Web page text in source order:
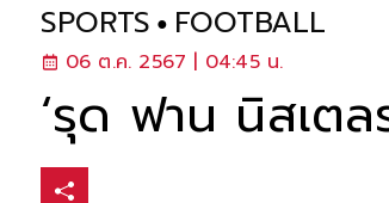
SPORTS FOOTBALL
06 ต.ค. 2567 | 04:45 น.
‘รุด ฟาน นิสเต